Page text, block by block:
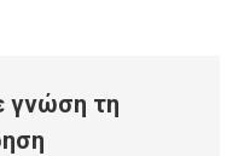
γνώση τη